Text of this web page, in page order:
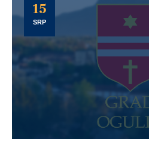
15
SRP